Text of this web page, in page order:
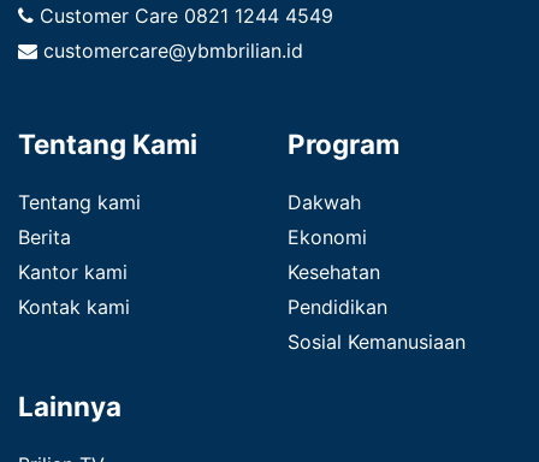
Customer Care 0821 1244 4549
customercare@ybmbrilian.id
Tentang Kami
Tentang kami
Berita
Kantor kami
Kontak kami
Program
Dakwah
Ekonomi
Kesehatan
Pendidikan
Sosial Kemanusiaan
Lainnya